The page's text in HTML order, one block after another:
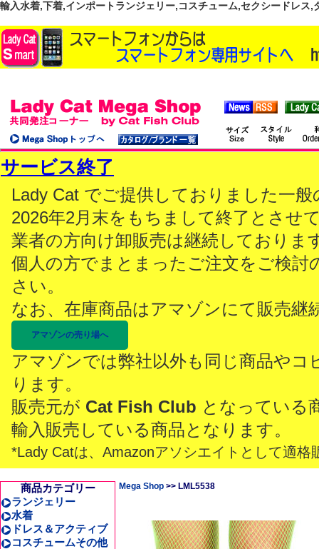
輸入水着,下着,インポートランジェリー,コスチューム,セクシードレス
サービス終了
Lady Cat でご提供しておりました一
2026年2月末をもちまして終了とさせ
業者の方向け卸販売は継続しておりま
個人の方でまとまったご注文をご検討
さい。
なお、在庫商品はアマゾンにて販売継
アマゾンの売り場へ
アマゾンでは弊社以外も同じ商品やコ
ります。
販売元が Cat Fish Club となっている
輸入販売している商品となります。
*Lady Catは、Amazonアソシエイトとして適格
商品カテゴリー
ランジェリー
水着
ドレス＆アクティブ
コスチュームその他
Mega Shop >> LML5538